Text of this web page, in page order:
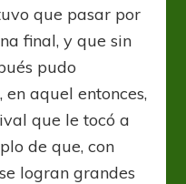
que pasar por
final, y que sin
pudo
aquel entonces,
que le tocó a
de que, con
logran grandes